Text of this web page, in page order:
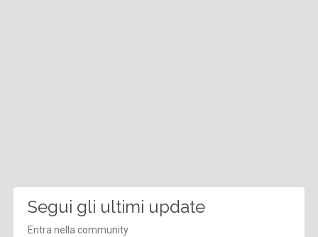
Segui gli ultimi update
Entra nella community